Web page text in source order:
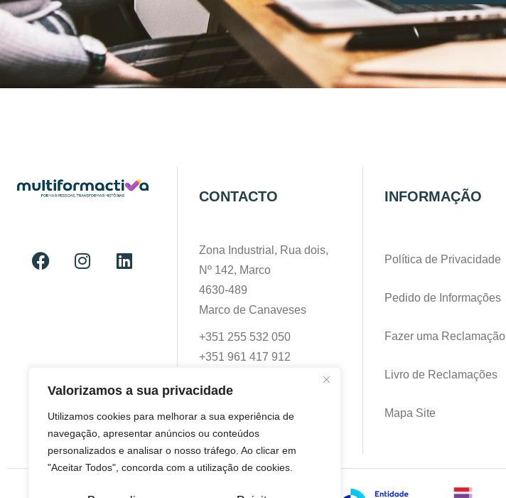
Valorizamos a sua privacidade
Utilizamos cookies para melhorar a sua experiência de
navegação, apresentar anúncios ou conteúdos
personalizados e analisar o nosso tráfego. Ao clicar em
"Aceitar Todos", concorda com a utilização de cookies.
CONTACTO
Zona Industrial, Rua dois,
Nº 142, Marco
4630-489
Marco de Canaveses
+351 255 532 050
+351 961 417 912
geral@multiformactiva.pt
INFORMAÇÃO
Política de Privacidade
Pedido de Informações
Fazer uma Reclamação
Livro de Reclamações
Mapa Site